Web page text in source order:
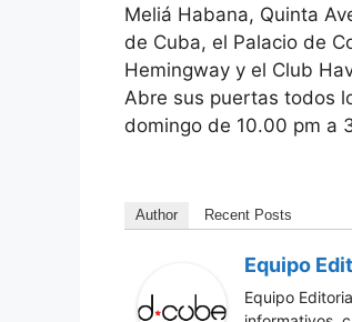
Meliá Habana, Quinta
de Cuba, el Palacio de
Hemingway y el Club
Abre sus puertas todos
domingo de 10.00 pm a
Author Recent Posts
Equipo
Equipo